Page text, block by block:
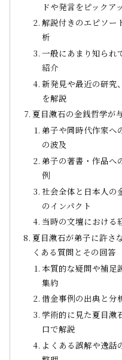
ドや発言をピックア
解説付きのエピソー
析
一般にあまり知られ
紹介
新発見や最近の研究
を解説
夏目漱石の金銭哲学が
弟子や同時代作家へ
の波及
弟子の著書・作品へ
例
社会全体と日本人の
のインパクト
当時の文壇における
夏目漱石が弟子に許さ
くある質問とその回答
本質的な疑問や補足
集約
借金事例の出典と分
学術的に見た夏目漱
口で解説
よくある誤解や逸話